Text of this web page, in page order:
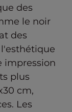
des
le noir
des
impression
plus
cm,
Les